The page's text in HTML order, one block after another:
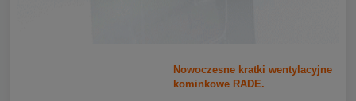
Nowoczesne kratki wentylacyjne
kominkowe RADE.